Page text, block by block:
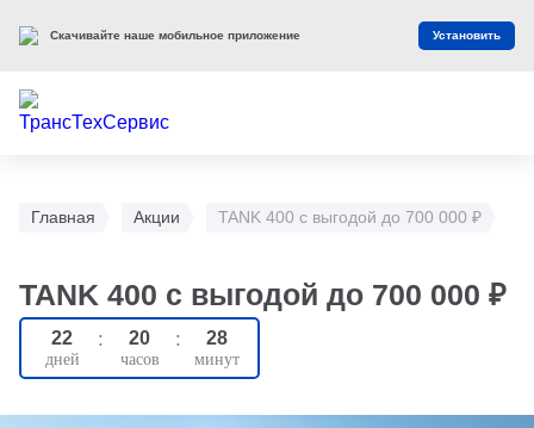
Главная Акции TANK 400 с выгодой до 700 000 ₽
TANK 400 с выгодой до 700 000 ₽
22 : 20 : 28
Скачивайте наше мобильное приложение Установить